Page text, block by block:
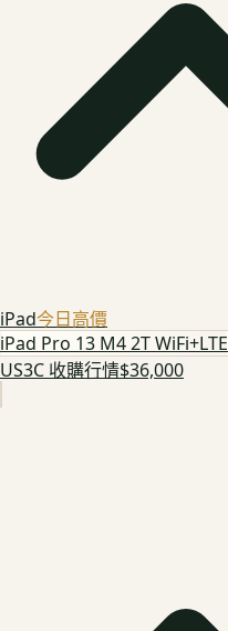
iPad今日高價
iPad Pro 13 M4 2T WiFi+LTE
US3C 收購行情$36,000